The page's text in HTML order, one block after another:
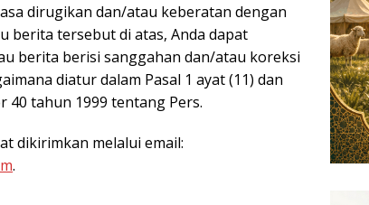
dirugikan dan/atau keberatan dengan
berita tersebut di atas, Anda dapat
berita berisi sanggahan dan/atau koreksi
diatur dalam Pasal 1 ayat (11) dan
40 tahun 1999 tentang Pers.
dikirimkan melalui email:
.